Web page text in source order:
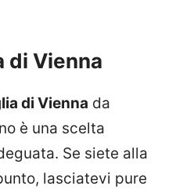
di Vienna
di Vienna da
è una scelta
Se siete alla
lasciatevi pure